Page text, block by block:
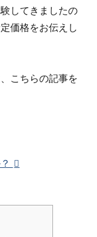
してきましたの
価格をお伝えし
こちらの記事を